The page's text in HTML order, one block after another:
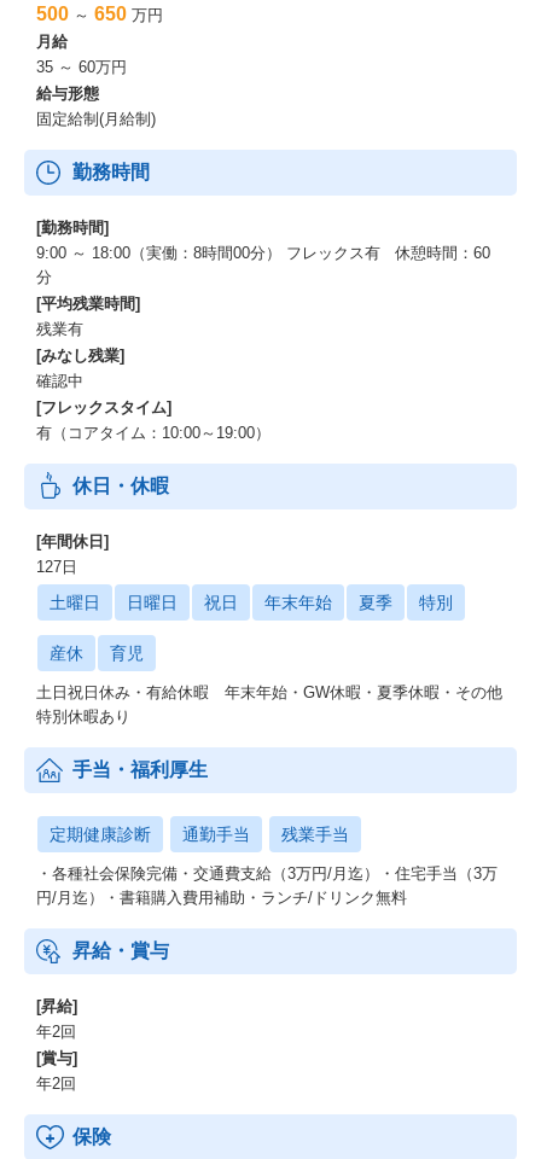
500 ～ 650 万円
月給
35 ～ 60万円
給与形態
固定給制(月給制)
勤務時間
[勤務時間]
9:00 ～ 18:00（実働：8時間00分） フレックス有 休憩時間：60
分
[平均残業時間]
残業有
[みなし残業]
確認中
[フレックスタイム]
有（コアタイム：10:00～19:00）
休日・休暇
[年間休日]
127日
土曜日 日曜日 祝日 年末年始 夏季 特別
産休 育児
土日祝日休み・有給休暇 年末年始・GW休暇・夏季休暇・その他
特別休暇あり
手当・福利厚生
定期健康診断 通勤手当 残業手当
・各種社会保険完備・交通費支給（3万円/月迄）・住宅手当（3万
円/月迄）・書籍購入費用補助・ランチ/ドリンク無料
昇給・賞与
[昇給]
年2回
[賞与]
年2回
保険